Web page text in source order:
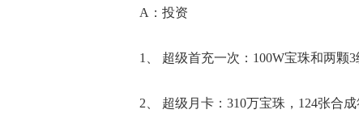
A：投资
1、 超级首充一次：100W宝珠和两颗3
2、 超级月卡：310万宝珠，124张合